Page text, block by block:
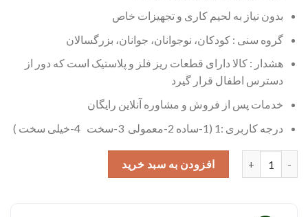
بدون نیاز به لحیم کاری و تجهیزات خاص
گروه سنی : کودکان، نوجوانان، جوانان، بزرگسالان
هشدار : کالا دارای قطعات ریز فلز و پلاستیک است که دور از
دسترس اطفال قرار گیرد
خدمات پس از فروش و مشاوره آنلاین رایگان
درجه کاربری :1 (1-ساده 2-معمولی 3-سخت 4-خیلی سخت )
کیت آموزش الکترونیک دانش آموزی مهندسیکا ویژه معلمان مدل DIY-160 عدد
افزودن به سبد خرید